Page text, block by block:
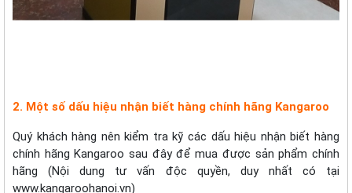
2. Một số dấu hiệu nhận biết hàng chính hãng Kangaroo
Quý khách hàng nên kiểm tra kỹ các dấu hiệu nhận biết hàng
chính hãng Kangaroo sau đây để mua được sản phẩm chính
hãng (Nội dung tư vấn độc quyền, duy nhất có tại
www.kangaroohanoi.vn)